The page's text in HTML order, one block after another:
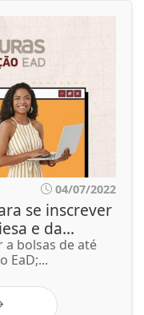
04/07/2022
se inscrever
e da...
bolsas de até
EaD;...